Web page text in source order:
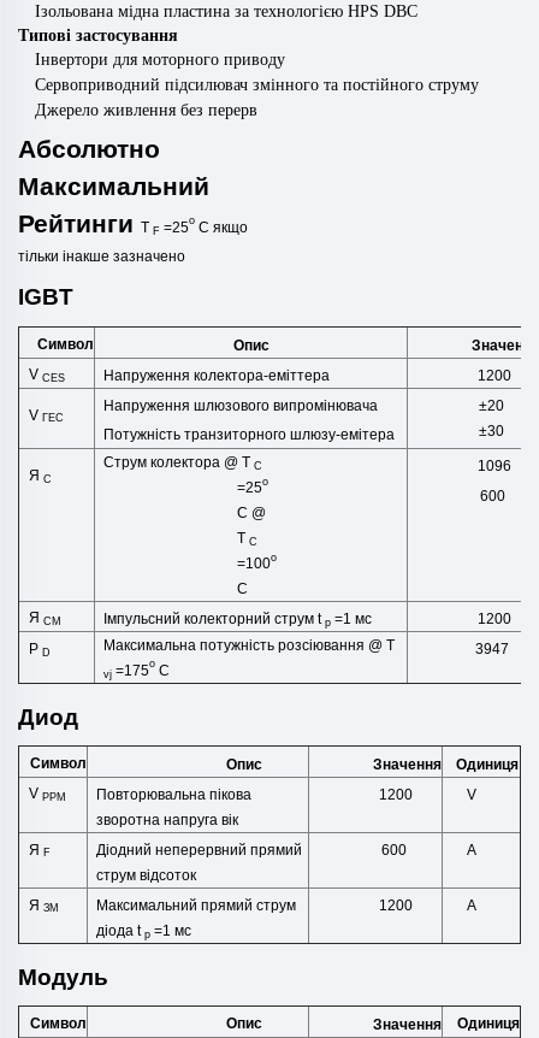
Ізольована мідна пластина за технологією HPS DBC
Типові застосування
Інвертори для моторного приводу
Сервоприводний підсилювач змінного та постійного струму
Джерело живлення без перерв
Абсолютно
Максимальний
Рейтинги T F =25o C якщо
тільки інакше зазначено
IGBT
Символ Опис
Значення
VCES Напруження колектора-еміттера 1200
VГЕС
Напруження шлюзового випромінювача
Потужність транзиторного шлюзу-емітера
±20
±30
ЯC
Струм колектора @ TC
=25o
C @
T C
=100o
C
1096
600
ЯCM Імпульсний колекторний струм tp=1 мс
1200
PD Максимальна потужність розсіювання @ T
vj=175o C
3947
Диод
Символ Опис Значення
Одиниця
VРРМ
Повторювальна пікова
зворотна напругавік
1200 V
ЯF
Діодний неперервний прямий
струмвідсоток
600 А
ЯЗМ
Максимальний прямий струм
діода tp=1 мс
1200 А
Модуль
Символ Опис Значення Одиниця